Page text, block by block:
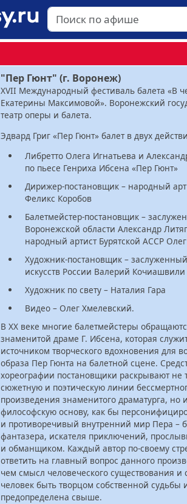
"Пер Гюнт" (г. Воронеж)
XVII Международный фестиваль балета «В
Екатерины Максимовой». Воронежский
театр оперы и балета.
Эдвард Григ «Пер Гюнт» балет в двух
Либретто Олега Игнатьева и
по пьесе Генриха Ибсена «Пер Гюнт»
Дирижер-постановщик – народный
Феликс Коробов
Балетмейстер-постановщик –
Воронежской области Александр
народный артист Бурятской АССР
Художник-постановщик –
искусств России Валерий Кочиашвили
Художник по свету – Наталия Гара
Видео – Олег Хмелевский.
В ХХ веке многие балетмейстеры
знаменитой драме Г. Ибсена, которая
источником творческого вдохновения для
образа Пер Гюнта на балетной сцене.
хореографии постановщики раскрывают не
сюжетную и поэтическую линии
произведения знаменитого драматурга, но
философскую основу, как бы
и противоречивый внутренний мир Пера –
фантазера, искателя приключений,
и обманщиком. Каждый автор по-своему
ответить на главный вопрос данного
чем смысл человеческого существования и
человек быть творцом собственной судьбы
предопределена свыше.